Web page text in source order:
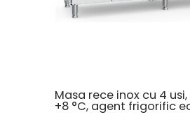
Masa rece inox cu 4
+8 °C, agent frigorific